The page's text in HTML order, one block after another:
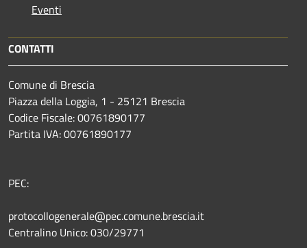
Eventi
CONTATTI
Comune di Brescia
Piazza della Loggia, 1 - 25121 Brescia
Codice Fiscale: 00761890177
Partita IVA: 00761890177
PEC:
protocollogenerale@pec.comune.brescia.it
Centralino Unico: 030/29771